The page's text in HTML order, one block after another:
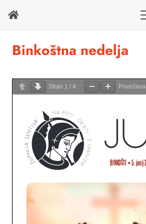
Binkoštna nedelja
Stran 1 / 4 Povečava